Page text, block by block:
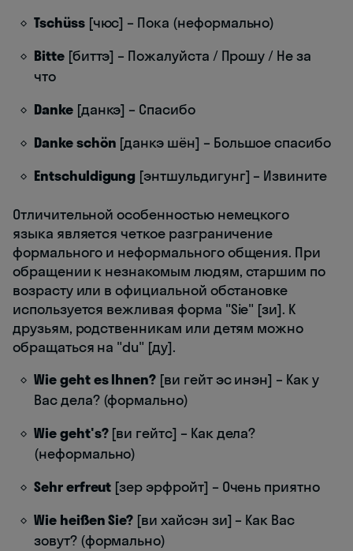
Tschüss[чюс] – Пока (неформально)
Bitte[биттэ] – Пожалуйста / Прошу / Не за
что
Danke[данкэ] – Спасибо
Danke schön [данкэ шён] – Большое спасибо
Entschuldigung [энтшульдигунг] – Извините
Отличительной особенностью немецкого
языка является четкое разграничение
формального и неформального общения. При
обращении к незнакомым людям, старшим по
возрасту или в официальной обстановке
используется вежливая форма "Sie" [зи]. К
друзьям, родственникам или детям можно
обращаться на "du" [ду].
Wie geht es Ihnen? [ви гейт эс инэн] – Как у
Вас дела? (формально)
Wie geht's?[ви гейтс] – Как дела?
(неформально)
Sehr erfreut [зер эрфройт] – Очень приятно
Wie heißen Sie? [ви хайсэн зи] – Как Вас
зовут? (формально)